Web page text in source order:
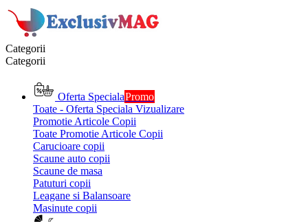
Categorii
Categorii
Oferta SpecialaPromo
Toate - Oferta Speciala Vizualizare
Promotie Articole Copii
Toate Promotie Articole Copii
Carucioare copii
Scaune auto copii
Scaune de masa
Patuturi copii
Leagane si Balansoare
Masinute copii